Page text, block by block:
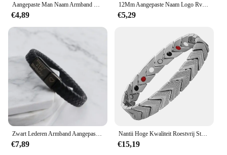
€4,89
12Mm Aangepaste Naam Logo Rvs Mannen Armband Voor Vrouwen Horlogeband Zwart Graveren Tekst Id Armbanden Cadeau Sieraden
€5,29
€7,89
Nantii Hoge Kwaliteit Roestvrij Staal Magnetische Armbanden Voor Mannen Zwarte Kleur Link Chain Op De Hand Sieraden Geschenken
€15,19